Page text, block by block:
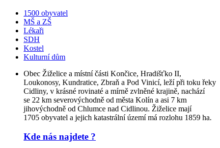
1500 obyvatel
MŠ a ZŠ
Lékaři
SDH
Kostel
Kulturní dům
Obec Žiželice a místní části Končice, Hradišťko II,
Loukonosy, Kundratice, Zbraň a Pod Vinicí, leží při toku řeky
Cidliny, v krásné rovinaté a mírně zvlněné krajině, nachází
se 22 km severovýchodně od města Kolín a asi 7 km
jihovýchodně od Chlumce nad Cidlinou. Žiželice mají
1705 obyvatel a jejich katastrální území má rozlohu 1859 ha.
Kde nás najdete ?